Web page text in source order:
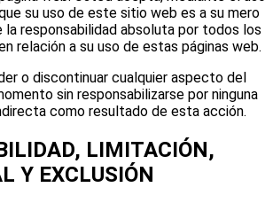
su uso de este sitio web es a su mero
la responsabilidad absoluta por todos los
relación a su uso de estas páginas web.
o discontinuar cualquier aspecto del
sin responsabilizarse por ninguna
como resultado de esta acción.
LIMITACIÓN,
Y EXCLUSIÓN